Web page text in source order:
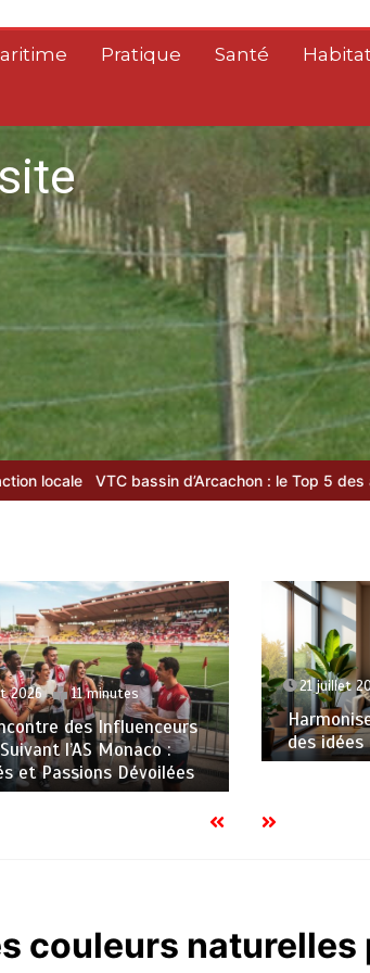
Pratique Santé Habitat
: le Top 5 des adresses d’exception
21 juillet 2026 13 minutes
Harmonisez votre intérieur avec
des idées déco uniques
couleurs